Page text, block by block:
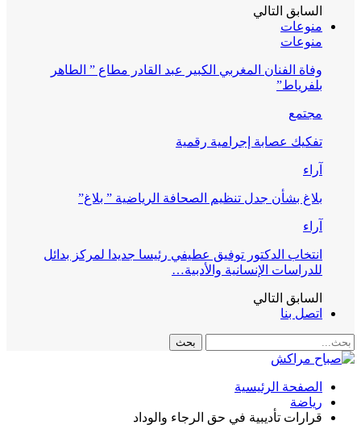
السابق التالي
منوعات
منوعات
وفاة الفنان المغربي الكبير عبد القادر مطاع ” الطاهر
بلفرياط”
مجتمع
تفكيك عصابة إجرامية رقمية
آراء
بلاغ بشأن جدل تنظيم الصحافة الرياضية ” بلاغ”
آراء
انتخاب الدكتور توفيق عطيفي رئيسا جديدا لمركز بدائل
للدراسات الإنسانية والأدبية…
السابق التالي
اتصل بنا
الصفحة الرئيسية
رياضة
قرارات تأديبية في حق الرجاء والوداد